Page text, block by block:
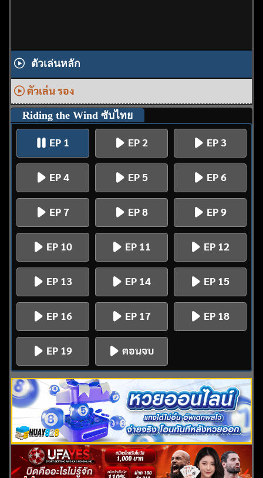
ตัวเล่นหลัก
ตัวเล่น รอง
Riding the Wind ซับไทย
EP 1 EP 2 EP 3
EP 4 EP 5 EP 6
EP 7 EP 8 EP 9
EP 10 EP 11 EP 12
EP 13 EP 14 EP 15
EP 16 EP 17 EP 18
EP 19 ตอนจบ